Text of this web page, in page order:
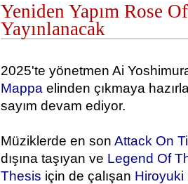
Yeniden Yapım Rose
Yayınlanacak
2025'te yönetmen Ai
Mappa elinden çıkmaya
sayım devam ediyor.
Müziklerde en son Attack On
dışına taşıyan ve Legend Of
Thesis için de çalışan Hiroyuki